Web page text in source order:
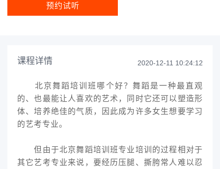
预约试听
课程详情 2020-12-11 10:24:12
北京舞蹈培训班哪个好？舞蹈是一种最直观
的、也最能让人喜欢的艺术，同时它还可以塑造形
体、培养绝佳的气质，因此成为许多女生想要学习
的艺考专业。
但由于北京舞蹈培训班专业培训的过程相对于
其它艺考专业来说，要经历压腿、撕胯常人难以忍